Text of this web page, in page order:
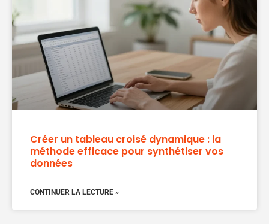
Créer un tableau croisé dynamique : la
méthode efficace pour synthétiser vos
données
CONTINUER LA LECTURE »